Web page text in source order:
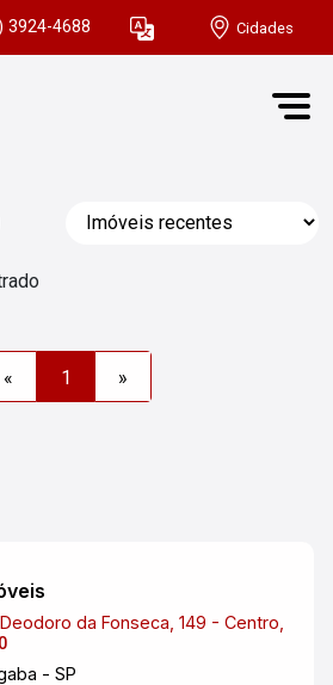
3924-4688 Cidades
« 1 »
da Fonseca, 149 - Centro,
- SP